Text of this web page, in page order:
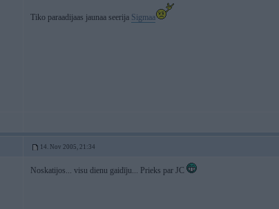
Tiko paraadijaas jaunaa seerija Sigmaa
14. Nov 2005, 21:34
Noskatijos... visu dienu gaidīju... Prieks par JC